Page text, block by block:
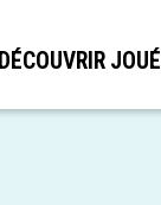
DÉCOUVRIR JOUÉ